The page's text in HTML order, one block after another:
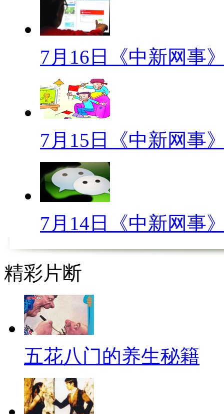
首先，老婆血拼时要勇于付
为。爱美是女人的天性，买东
还不是为了让自己老公脸上有
好，所以说，老公们能不支持
感谢老婆们的默默付出，为了
其次，老婆上菜时要赞不绝
为。你要知道，她本来可以不
为了你的人你的胃，老婆们辛
但也是有了爱的味道，你们要
然后，老婆犯错时要引咎自
为。老婆犯错之后心情已经很
特别没有绅士风度？特没有大
了，坚定的扛起一切错误，然
再然后，老婆失眠时要彻夜
为。两个人在一起就是相互陪
能睡呢？不仅要负责哄老婆睡
让她每时每刻都能看到你，知
再再然后，老婆开车时要温
行为。本来开车对付路上的笨
7月16日《中新网事
7月15日《中新网事
7月14日《中新网事
精彩片断
五花八门的养生秘籍